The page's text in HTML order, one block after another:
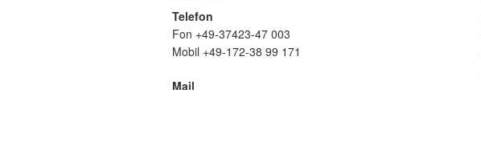
Telefon
Fon +49-37423-47 003
Mobil +49-172-38 99 171
Mail